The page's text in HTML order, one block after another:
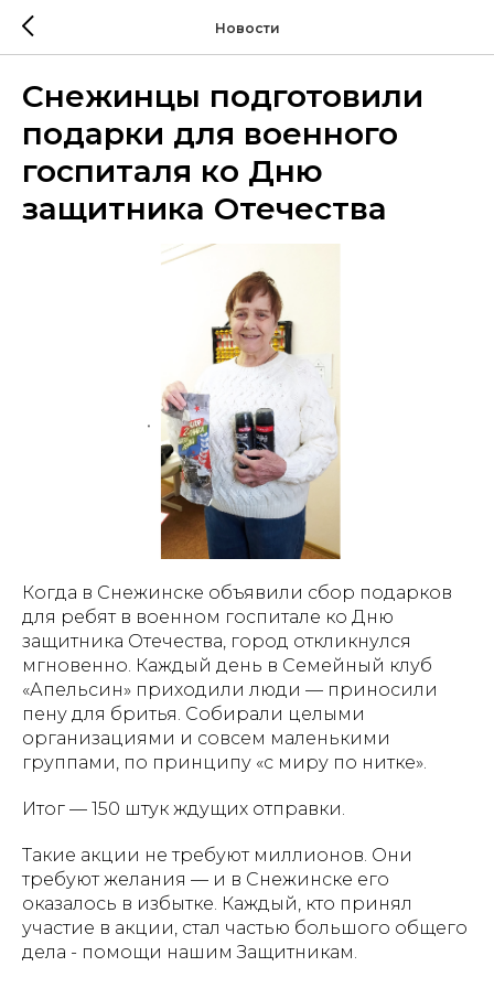
Новости
Снежинцы подготовили
подарки для военного
госпиталя ко Дню
защитника Отечества
Когда в Снежинске объявили сбор подарков
для ребят в военном госпитале ко Дню
защитника Отечества, город откликнулся
мгновенно. Каждый день в Семейный клуб
«Апельсин» приходили люди — приносили
пену для бритья. Собирали целыми
организациями и совсем маленькими
группами, по принципу «с миру по нитке».
Итог — 150 штук ждущих отправки.
Такие акции не требуют миллионов. Они
требуют желания — и в Снежинске его
оказалось в избытке. Каждый, кто принял
участие в акции, стал частью большого общего
дела - помощи нашим Защитникам.